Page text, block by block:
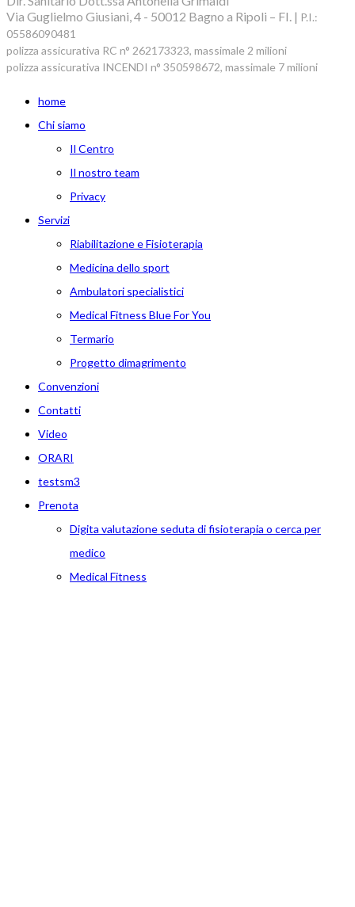
Via Guglielmo Giusiani, 4 - 50012 Bagno a Ripoli – FI. | P.I.:
05586090481
polizza assicurativa RC n° 262173323, massimale 2 milioni
polizza assicurativa INCENDI n° 350598672, massimale 7 milioni
home
Chi siamo
Il Centro
Il nostro team
Privacy
Servizi
Riabilitazione e Fisioterapia
Medicina dello sport
Ambulatori specialistici
Medical Fitness Blue For You
Termario
Progetto dimagrimento
Convenzioni
Contatti
Video
ORARI
testsm3
Prenota
Digita valutazione seduta di fisioterapia o cerca per
medico
Medical Fitness